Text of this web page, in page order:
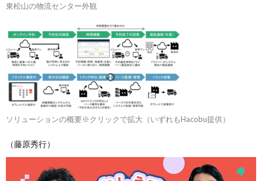
東松山の物流センター外観
ソリューションの概要※クリックで拡大（いずれもHacobu提供）
（藤原秀行）